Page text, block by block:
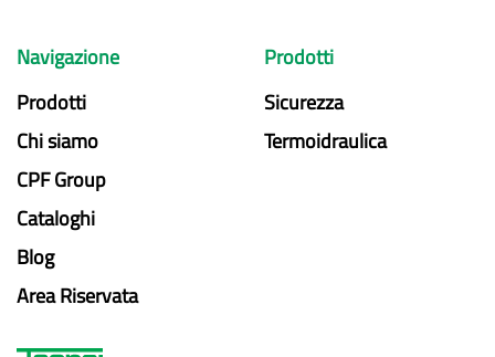
Navigazione
Prodotti
Chi siamo
CPF Group
Cataloghi
Blog
Area Riservata
Prodotti
Sicurezza
Termoidraulica